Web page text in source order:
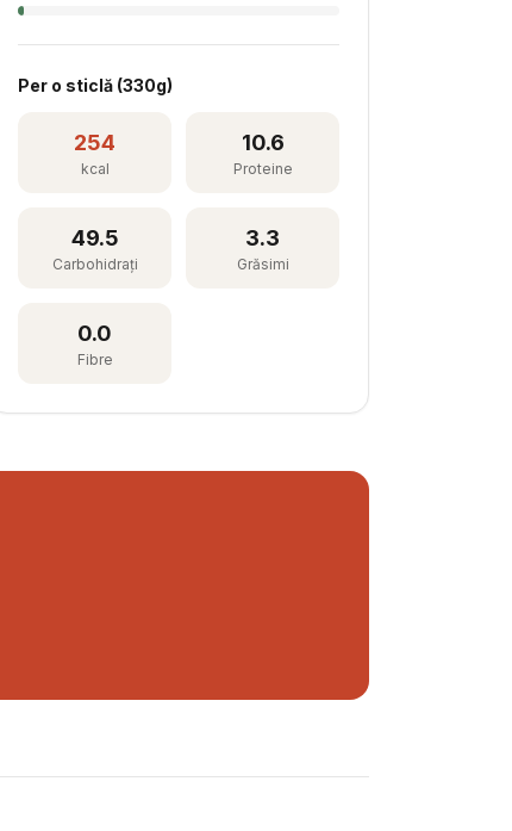
Per o sticlă (330g)
254
kcal
10.6
Proteine
49.5
Carbohidrați
3.3
Grăsimi
0.0
Fibre